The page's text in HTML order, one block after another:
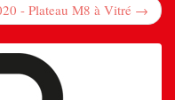
- Plateau M8 à Vitré →